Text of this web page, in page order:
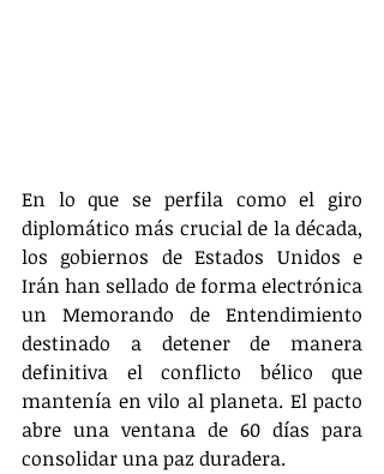
En lo que se perfila como el giro
diplomático más crucial de la década,
los gobiernos de Estados Unidos e
Irán han sellado de forma electrónica
un Memorando de Entendimiento
destinado a detener de manera
definitiva el conflicto bélico que
mantenía en vilo al planeta. El pacto
abre una ventana de 60 días para
consolidar una paz duradera.